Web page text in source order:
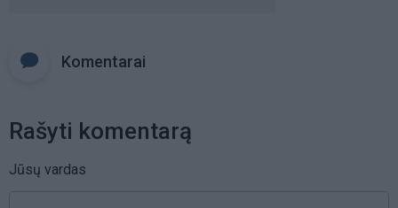
Komentarai
Rašyti komentarą
Jūsų vardas